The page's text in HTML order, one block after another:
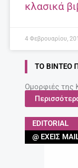
κλασικά
4 Φεβρουαρίου,
ΤΟ ΒΊΝΤΕΟ
Ομορφιές της
EDITORIAL
@ ΈΧΕΙΣ